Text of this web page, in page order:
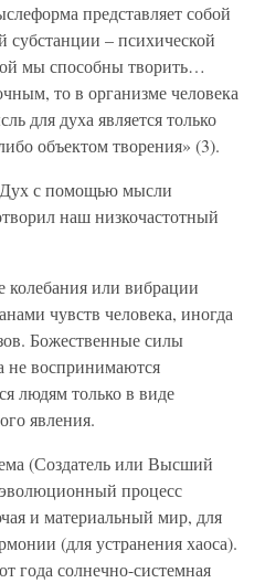
представляет собой
субстанции – психической
мы способны творить…
то в организме человека
для духа является только
объектом творения» (3).
с помощью мысли
наш низкочастотный
колебания или вибрации
чувств человека, иногда
Божественные силы
не воспринимаются
людям только в виде
явления.
(Создатель или Высший
процесс
и материальный мир, для
(для устранения хаоса).
года солнечно-системная